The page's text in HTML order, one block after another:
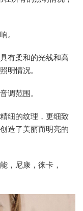
。
有柔和的光线和高
明情况。
调范围。
细的纹理，更细致
造了美丽而明亮的
，尼康，徕卡，